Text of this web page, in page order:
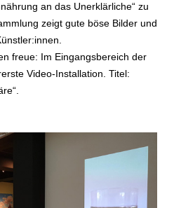
an das Unerklärliche“ zu
zeigt gute böse Bilder und
freue: Im Eingangsbereich der
Video-Installation. Titel: